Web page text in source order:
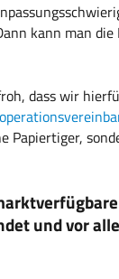
kann man
dass wir
Papiertiger,
und vor